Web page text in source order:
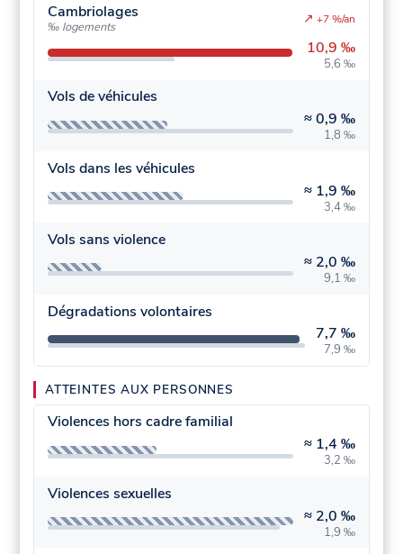
Cambriolages
‰ logements
10,9 ‰
5,6 ‰
↗ +7 %/an
Vols de véhicules
≈0,9 ‰
1,8 ‰
Vols dans les véhicules
≈ 1,9 ‰
3,4 ‰
Vols sans violence
≈ 2,0 ‰
9,1 ‰
Dégradations volontaires
7,7 ‰
7,9 ‰
ATTEINTES AUX PERSONNES
Violences hors cadre familial
≈ 1,4 ‰
3,2 ‰
Violences sexuelles
≈ 2,0 ‰
1,9 ‰